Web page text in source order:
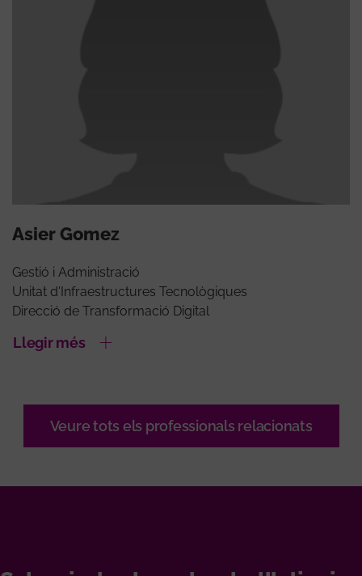
Asier Gomez
Gestió i Administració
Unitat d'Infraestructures Tecnològiques
Direcció de Transformació Digital
Llegir més
Veure tots els professionals relacionats